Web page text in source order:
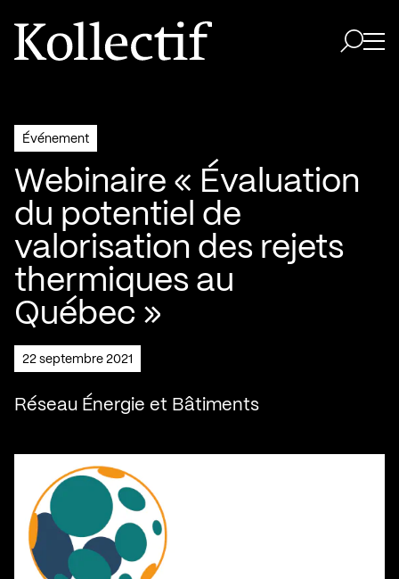
Aller à la page d'accueil
Logo Kollectif
Événement
Webinaire « Évaluation
du potentiel de
valorisation des rejets
thermiques au
Québec »
22 septembre 2021
Réseau Énergie et Bâtiments